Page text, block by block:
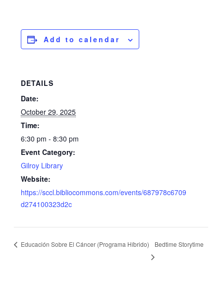
Add to calendar
DETAILS
Date:
October 29, 2025
Time:
6:30 pm - 8:30 pm
Event Category:
Gilroy Library
Website:
https://sccl.bibliocommons.com/events/687978c6709
d274100323d2c
Educación Sobre El Cáncer (Programa Híbrido) Bedtime Storytime